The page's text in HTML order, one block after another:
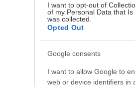
I want to opt-out of
of my Personal Data that
was collected.
Opted Out
Google consents
I want to allow Google to
web or device identifiers in